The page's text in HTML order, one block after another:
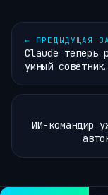
← ПРЕДЫДУЩАЯ
Claude теперь
умный
ИИ-командир